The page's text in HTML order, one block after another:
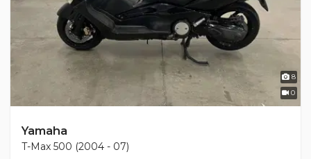
8
0
Yamaha
T-Max 500 (2004 - 07)